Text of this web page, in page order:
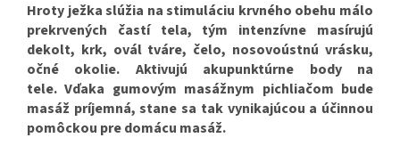
Hroty ježkaslúžia nastimuláciu krvného obehu málo
prekrvených častí tela, tým
intenzívne masírujú
dekolt, krk, ovál tváre, čelo, nosovoústnú vrásku,
očné okolie. Aktivujú akupunktúrne body na
tele. Vďaka gumovým masážnym pichliačom bude
masáž príjemná, stane sa tak vynikajúcou a účinnou
pomôckou pre domácu masáž.